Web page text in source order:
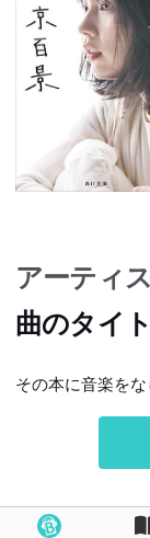
アーティ
曲のタイ
その本に音楽をな